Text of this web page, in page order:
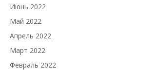
Июнь 2022
Май 2022
Апрель 2022
Март 2022
Февраль 2022